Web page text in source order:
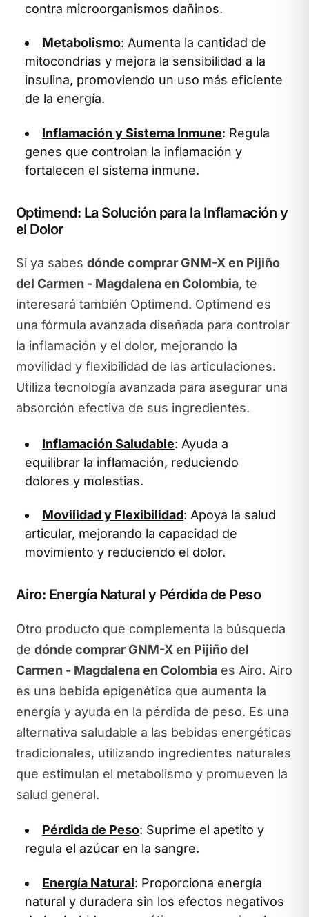
contra microorganismos dañinos.
Metabolismo: Aumenta la cantidad de
mitocondrias y mejora la sensibilidad a la
insulina, promoviendo un uso más eficiente
de la energía.
Inflamación y Sistema Inmune: Regula
genes que controlan la inflamación y
fortalecen el sistema inmune.
Optimend: La Solución para la Inflamación y
el Dolor
Si ya sabes dónde comprar GNM-X en Pijiño
del Carmen - Magdalena en Colombia, te
interesará también Optimend. Optimend es
una fórmula avanzada diseñada para controlar
la inflamación y el dolor, mejorando la
movilidad y flexibilidad de las articulaciones.
Utiliza tecnología avanzada para asegurar una
absorción efectiva de sus ingredientes.
Inflamación Saludable: Ayuda a
equilibrar la inflamación, reduciendo
dolores y molestias.
Movilidad y Flexibilidad: Apoya la salud
articular, mejorando la capacidad de
movimiento y reduciendo el dolor.
Airo: Energía Natural y Pérdida de Peso
Otro producto que complementa la búsqueda
de dónde comprar GNM-X en Pijiño del
Carmen - Magdalena en Colombiaes Airo. Airo
es una bebida epigenética que aumenta la
energía y ayuda en la pérdida de peso. Es una
alternativa saludable a las bebidas energéticas
tradicionales, utilizando ingredientes naturales
que estimulan el metabolismo y promueven la
salud general.
Pérdida de Peso: Suprime el apetito y
regula el azúcar en la sangre.
Energía Natural: Proporciona energía
natural y duradera sin los efectos negativos